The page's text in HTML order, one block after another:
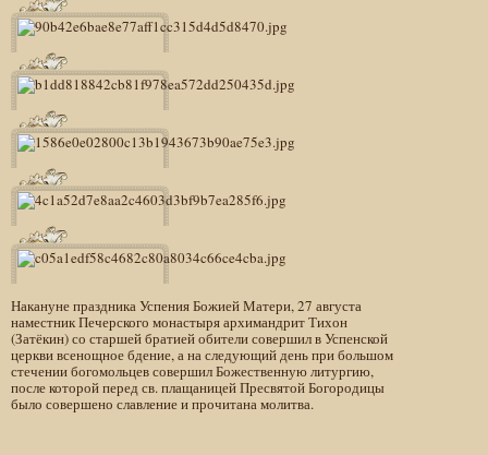
Накануне праздника Успения Божией Матери, 27 августа
наместник Печерского монастыря архимандрит Тихон
(Затёкин) со старшей братией обители совершил в Успенской
церкви всенощное бдение, а на следующий день при большом
стечении богомольцев совершил Божественную литургию,
после которой перед св. плащаницей Пресвятой Богородицы
было совершено славление и прочитана молитва.